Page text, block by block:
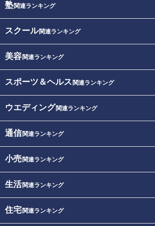
塾関連ランキング
スクール関連ランキング
美容関連ランキング
スポーツ＆ヘルス 関連ランキング
ウエディング関連ランキング
通信関連ランキング
小売関連ランキング
生活関連ランキング
住宅関連ランキング